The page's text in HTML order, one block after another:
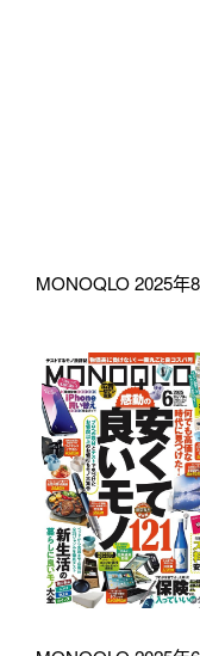
MONOQLO 2025年